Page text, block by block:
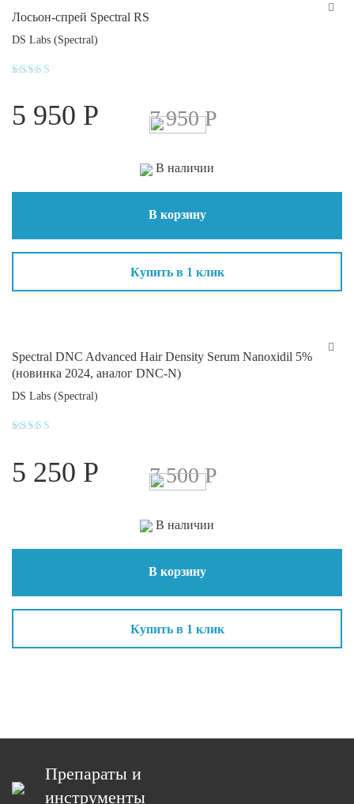
Лосьон-спрей Spectral RS
DS Labs (Spectral)
из 5
5 950 Р 7 950Р
В наличии
В корзину
Купить в 1 клик
Spectral DNC Advanced Hair Density Serum Nanoxidil 5%
(новинка 2024, аналог DNC-N)
DS Labs (Spectral)
из 5
5 250 Р 7 500Р
В наличии
В корзину
Купить в 1 клик
Препараты и
инструменты